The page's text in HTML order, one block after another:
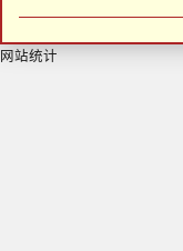
网站统计